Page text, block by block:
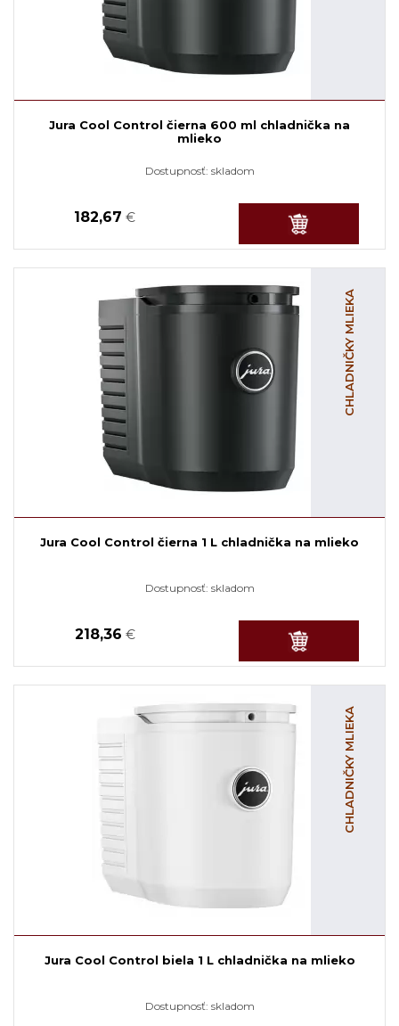
Jura Cool Control čierna 600 ml chladnička na
mlieko
Dostupnosť: skladom
182,67 €
CHLADNIČKY MLIEKA
Jura Cool Control čierna 1 L chladnička na mlieko
Dostupnosť: skladom
218,36 €
CHLADNIČKY MLIEKA
Jura Cool Control biela 1 L chladnička na mlieko
Dostupnosť: skladom